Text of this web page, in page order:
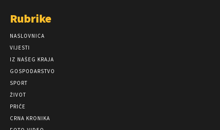
Rubrike
NASLOVNICA
VIJESTI
IZ NAŠEG KRAJA
GOSPODARSTVO
SPORT
ŽIVOT
PRIČE
CRNA KRONIKA